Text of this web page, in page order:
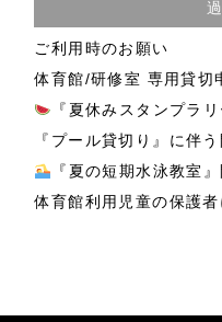
ご利用時のお願い
体育館/研修室 専用貸切
『夏休みスタンプラリ
『プール貸切り』に伴
『夏の短期水泳教室
体育館利用児童の保護